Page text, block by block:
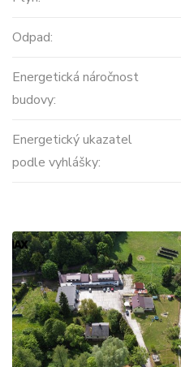
Odpad:
Energetická náročnost
budovy:
Energetický ukazatel
podle vyhlášky: